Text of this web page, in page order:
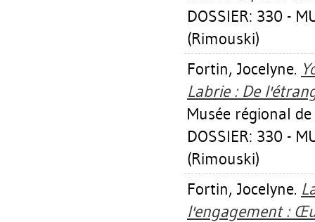
DOSSIER: 330 -
(Rimouski)
Fortin, Jocelyne.
Labrie : De
Musée régional
DOSSIER: 330 -
(Rimouski)
Fortin, Jocelyne.
l'engagement :